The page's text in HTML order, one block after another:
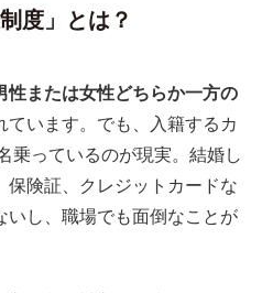
度」とは？
性または女性どちらか一方の
ています。でも、入籍するカ
乗っているのが現実。結婚し
険証、クレジットカードな
いし、職場でも面倒なことが